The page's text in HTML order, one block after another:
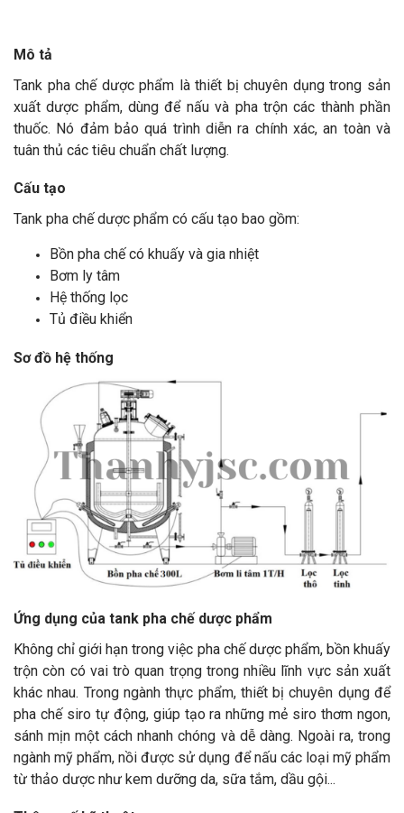
Mô tả
Tank pha chế dược phẩm là thiết bị chuyên dụng trong sản
xuất dược phẩm, dùng để nấu và pha trộn các thành phần
thuốc. Nó đảm bảo quá trình diễn ra chính xác, an toàn và
tuân thủ các tiêu chuẩn chất lượng.
Cấu tạo
Tank pha chế dược phẩm có cấu tạo bao gồm:
Bồn pha chế có khuấy và gia nhiệt
Bơm ly tâm
Hệ thống lọc
Tủ điều khiển
Sơ đồ hệ thống
Ứng dụng của tank pha chế dược phẩm
Không chỉ giới hạn trong việc pha chế dược phẩm, bồn khuấy
trộn còn có vai trò quan trọng trong nhiều lĩnh vực sản xuất
khác nhau. Trong ngành thực phẩm, thiết bị chuyên dụng để
pha chế siro tự động, giúp tạo ra những mẻ siro thơm ngon,
sánh mịn một cách nhanh chóng và dễ dàng. Ngoài ra, trong
ngành mỹ phẩm, nồi được sử dụng để nấu các loại mỹ phẩm
từ thảo dược như kem dưỡng da, sữa tắm, dầu gội...